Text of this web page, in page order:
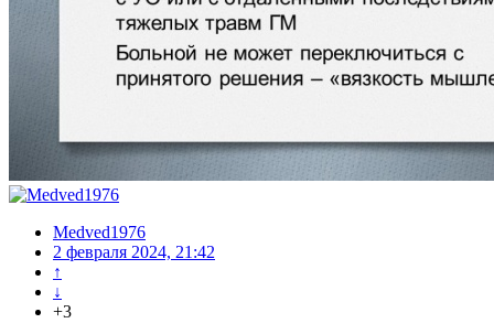
Medved1976
2 февраля 2024, 21:42
↑
↓
+3